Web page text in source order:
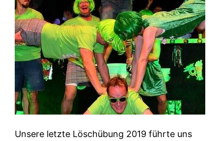
Unsere letzte Löschübung 2019 führte uns